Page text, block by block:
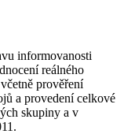
informovanosti
reálného
prověření
a provedení celkové
skupiny a v